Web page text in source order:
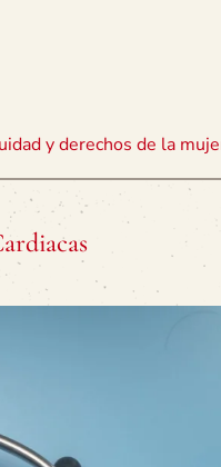
y derechos de la